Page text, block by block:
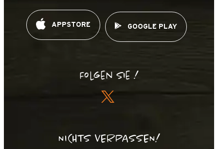
APPSTORE GOOGLE PLAY
Folgen Sie !
NICHTS VERPASSEN!